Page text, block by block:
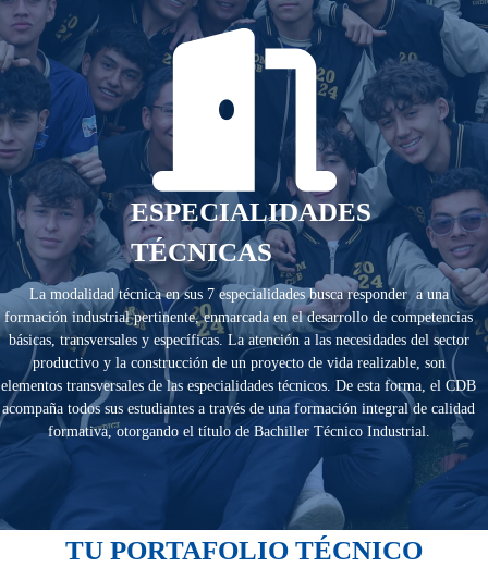
ESPECIALIDADES
TÉCNICAS
La modalidad técnica en sus 7 especialidades busca responder a una
formación industrial pertinente, enmarcada en el desarrollo de competencias
básicas, transversales y específicas. La atención a las necesidades del sector
productivo y la construcción de un proyecto de vida realizable, son
elementos transversales de las especialidades técnicos. De esta forma, el CDB
acompaña todos sus estudiantes a través de una formación integral de calidad
formativa, otorgando el título de Bachiller Técnico Industrial.
TU PORTAFOLIO TÉCNICO